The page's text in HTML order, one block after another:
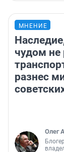
МНЕНИЕ
чудом не
разнес
Олег